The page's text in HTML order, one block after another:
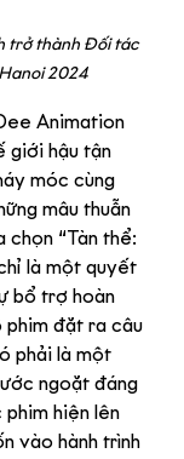
trở thành Đối tác
2024
Animation
giới hậu tận
móc cùng
mâu thuẫn
chọn “Tàn thể:
là một quyết
bổ trợ hoàn
phim đặt ra câu
phải là một
ngoặt đáng
phim hiện lên
vào hành trình